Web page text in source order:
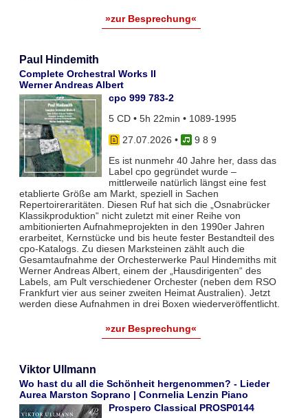
»zur Besprechung«
Paul Hindemith
Complete Orchestral Works II
Werner Andreas Albert
cpo 999 783-2
5 CD • 5h 22min • 1089-1995
27.07.2026 •
9 8 9
Es ist nunmehr 40 Jahre her, dass das
Label cpo gegründet wurde –
mittlerweile natürlich längst eine fest
etablierte Größe am Markt, speziell in Sachen
Repertoireraritäten. Diesen Ruf hat sich die „Osnabrücker
Klassikproduktion“ nicht zuletzt mit einer Reihe von
ambitionierten Aufnahmeprojekten in den 1990er Jahren
erarbeitet, Kernstücke und bis heute fester Bestandteil des
cpo-Katalogs. Zu diesen Marksteinen zählt auch die
Gesamtaufnahme der Orchesterwerke Paul Hindemiths mit
Werner Andreas Albert, einem der „Hausdirigenten“ des
Labels, am Pult verschiedener Orchester (neben dem RSO
Frankfurt vier aus seiner zweiten Heimat Australien). Jetzt
werden diese Aufnahmen in drei Boxen wiederveröffentlicht.
»zur Besprechung«
Viktor Ullmann
Wo hast du all die Schönheit hergenommen? - Lieder
Aurea Marston Soprano | Conrnelia Lenzin Piano
Prospero Classical PROSP0144